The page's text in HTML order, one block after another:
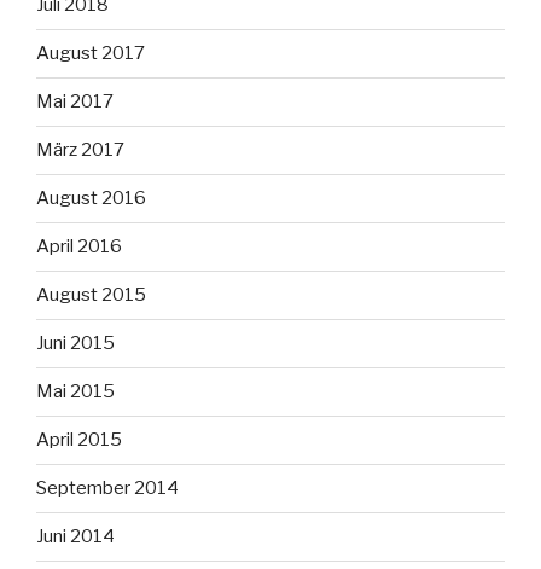
Juli 2018
August 2017
Mai 2017
März 2017
August 2016
April 2016
August 2015
Juni 2015
Mai 2015
April 2015
September 2014
Juni 2014